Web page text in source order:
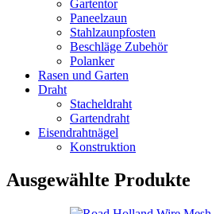
Gartentor
Paneelzaun
Stahlzaunpfosten
Beschläge Zubehör
Polanker
Rasen und Garten
Draht
Stacheldraht
Gartendraht
Eisendrahtnägel
Konstruktion
Ausgewählte Produkte